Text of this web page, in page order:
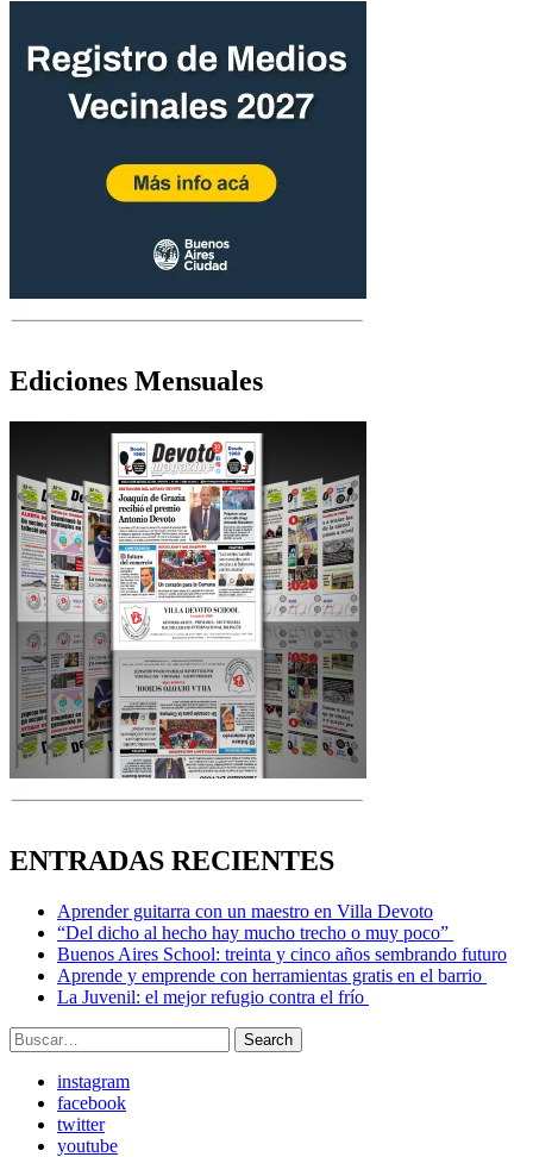
Ediciones Mensuales
ENTRADAS RECIENTES
Aprender guitarra con un maestro en Villa Devoto
“Del dicho al hecho hay mucho trecho o muy poco”
Buenos Aires School: treinta y cinco años sembrando futuro
Aprende y emprende con herramientas gratis en el barrio
La Juvenil: el mejor refugio contra el frío
Search
for:
Search
instagram
facebook
twitter
youtube